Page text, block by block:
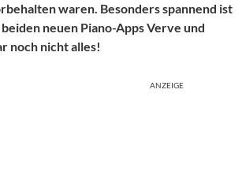
waren. Besonders spannend ist
neuen Piano-Apps Verve und
noch nicht alles!
ANZEIGE